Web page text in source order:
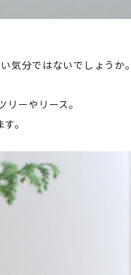
気分ではないでしょうか。
ーやリース。
。